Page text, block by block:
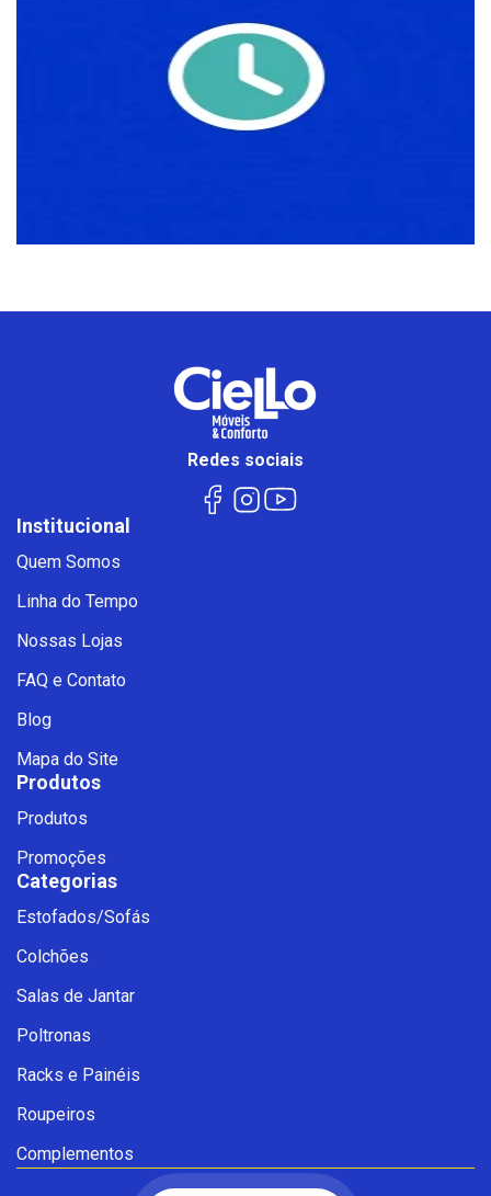
Redes sociais
Institucional
Quem Somos
Linha do Tempo
Nossas Lojas
FAQ e Contato
Blog
Mapa do Site
Produtos
Produtos
Promoções
Categorias
Estofados/Sofás
Colchões
Salas de Jantar
Poltronas
Racks e Painéis
Roupeiros
Complementos